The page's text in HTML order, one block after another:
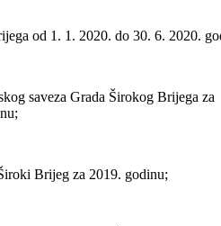
od 1. 1. 2020. do 30. 6. 2020.
saveza Grada Širokog Brijega za
Brijeg za 2019. godinu;